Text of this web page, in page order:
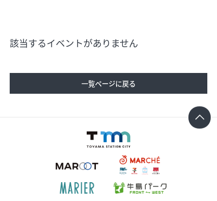
ショップリスト
ショップリスト
プロフィール
該当するイベントがありません
一覧ページに戻る